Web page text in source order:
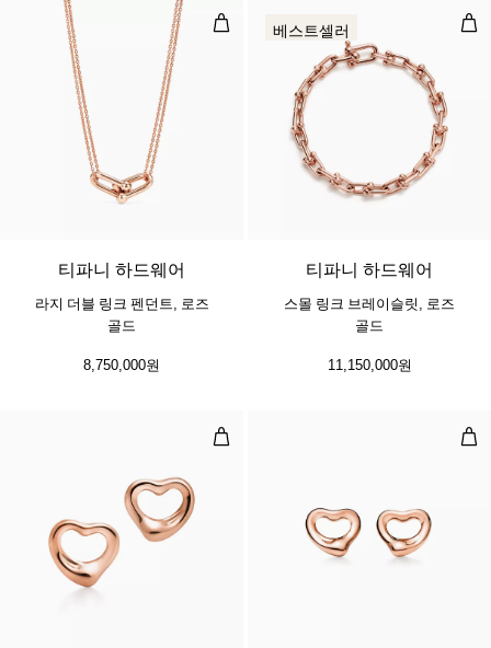
라지 더블 링크 펜던트, 로즈 골드
2 소재
티파니 하드웨어
라지 더블 링크 펜던트, 로즈
골드
8,750,000원
스
베스트셀러
티파니 하드웨어
스몰 링크 브레이슬릿, 로즈
골드
11,150,000원
오픈 하트 스터드 이어링, 로즈 골드
오